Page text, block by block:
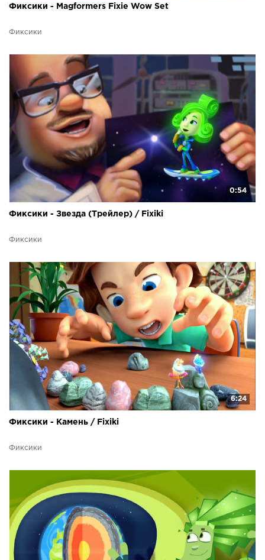
Фиксики - Magformers Fixie Wow Set
Фиксики
0:54
Фиксики - Звезда (Трейлер) / Fixiki
Фиксики
6:24
Фиксики - Камень / Fixiki
Фиксики